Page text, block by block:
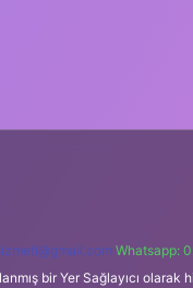
Whatsapp:
bir Yer Sağlayıcı